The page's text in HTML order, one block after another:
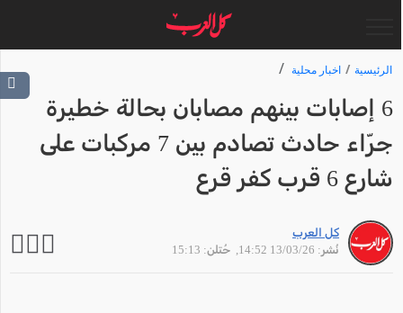
الرئيسية اخبار محلية
6 إصابات بينهم مصابان بحالة خطيرة
جرّاء حادث تصادم بين 7 مركبات على
شارع 6 قرب كفر قرع
كل العرب
نُشر: 13/03/26 14:52
, حُتلن: 15:13